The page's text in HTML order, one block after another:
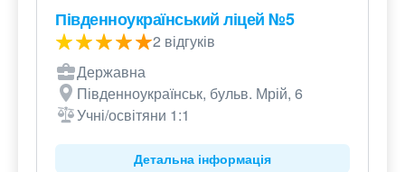
Південноукраїнський ліцей №5
2 відгуків
Державна
Південноукраїнськ, бульв. Мрій, 6
Учні/освітяни 1:1
Детальна інформація